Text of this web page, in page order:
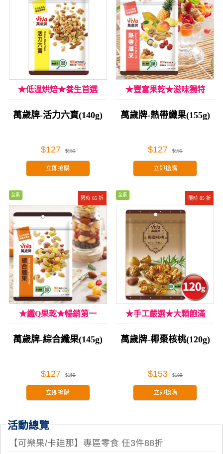
★低溫烘焙★養生首選
萬歲牌-活力六寶(140g)
$127 $150
立即搶購
★豐富果乾★滋味獨特
萬歲牌-熱帶纖果(155g)
$127 $150
立即搶購
限時 85 折
全素
★纖Q果乾★暢銷第一
萬歲牌-綜合纖果(145g)
$127 $150
立即搶購
限時 85 折
全素
★手工嚴選★大顆飽滿
萬歲牌-椰棗核桃(120g)
$153 $180
立即搶購
活動總覽
【可樂果/卡廸那】專區零食 任3件88折